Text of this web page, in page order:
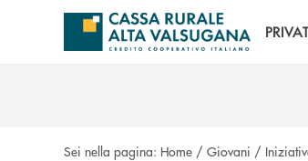
Salta al contenuto principale
Sei nella pagina: Home / Giovani /